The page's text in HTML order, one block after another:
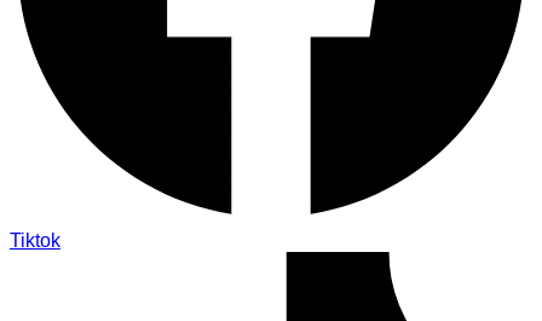
Tiktok